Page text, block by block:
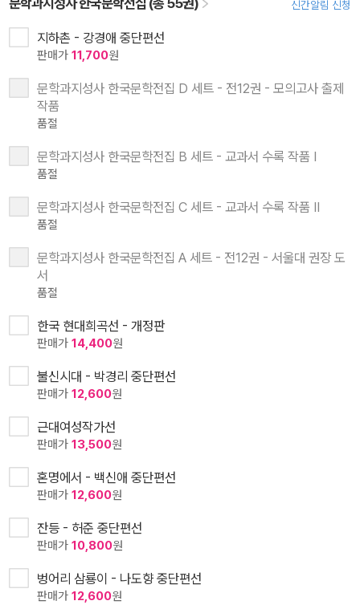
신간알림 신청
지하촌 - 강경애 중단편선
판매가 11,700원
문학과지성사 한국문학전집 D 세트 - 전12권 - 모의고사 출제
작품
품절
문학과지성사 한국문학전집 B 세트 - 교과서 수록 작품 Ⅰ
품절
문학과지성사 한국문학전집 C 세트 - 교과서 수록 작품 Ⅱ
품절
문학과지성사 한국문학전집 A 세트 - 전12권 - 서울대 권장 도
서
품절
한국 현대희곡선 - 개정판
판매가 14,400원
불신시대 - 박경리 중단편선
판매가 12,600원
근대여성작가선
판매가 13,500원
혼명에서 - 백신애 중단편선
판매가 12,600원
잔등 - 허준 중단편선
판매가 10,800원
벙어리 삼룡이 - 나도향 중단편선
판매가 12,600원